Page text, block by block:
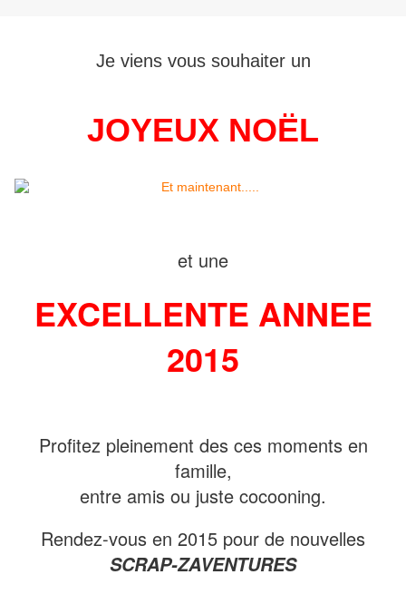
Je viens vous souhaiter un
JOYEUX NOËL
et une
EXCELLENTE ANNEE
2015
Profitez pleinement des ces moments en
famille,
entre amis ou juste cocooning.
Rendez-vous en 2015 pour de nouvelles
SCRAP-ZAVENTURES